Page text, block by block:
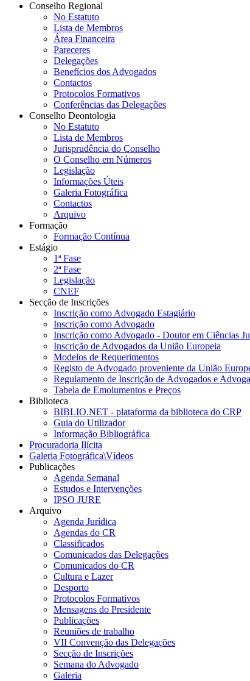
Conselho Regional
No Estatuto
Lista de Membros
Área Financeira
Pareceres
Delegações
Benefícios dos Advogados
Contactos
Protocolos Formativos
Conferências das Delegações
Conselho Deontologia
No Estatuto
Lista de Membros
Jurisprudência do Conselho
O Conselho em Números
Legislação
Informações Úteis
Galeria Fotográfica
Contactos
Arquivo
Formação
Formação Contínua
Estágio
1ª Fase
2ª Fase
Legislação
CNEF
Secção de Inscrições
Inscrição como Advogado Estagiário
Inscrição como Advogado
Inscrição como Advogado - Doutor em Ciências
Inscrição de Advogados da União Europeia
Modelos de Requerimentos
Registo de Advogado proveniente da União
Regulamento de Inscrição de Advogados e
Tabela de Emolumentos e Preços
Biblioteca
BIBLIO.NET - plataforma da biblioteca do CRP
Guia do Utilizador
Informação Bibliográfica
Procuradoria Ilícita
Galeria Fotográfica\Vídeos
Publicações
Agenda Semanal
Estudos e Intervenções
IPSO JURE
Arquivo
Agenda Jurídica
Agendas do CR
Classificados
Comunicados das Delegações
Comunicados do CR
Cultura e Lazer
Desporto
Protocolos Formativos
Mensagens do Presidente
Publicações
Reuniões de trabalho
VII Convenção das Delegações
Secção de Inscrições
Semana do Advogado
Galeria